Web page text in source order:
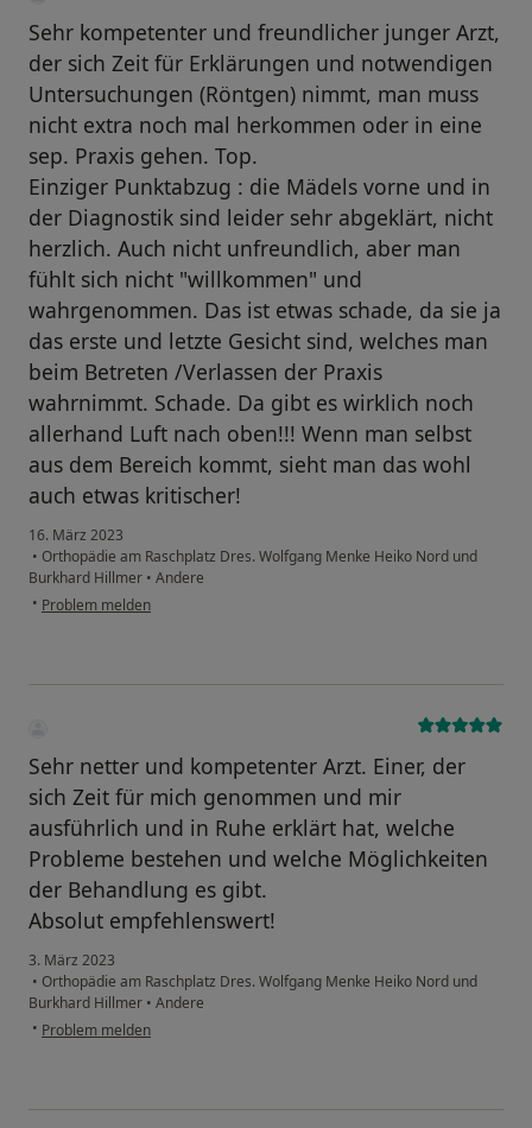
Sehr kompetenter und freundlicher junger Arzt,
der sich Zeit für Erklärungen und notwendigen
Untersuchungen (Röntgen) nimmt, man muss
nicht extra noch mal herkommen oder in eine
sep. Praxis gehen. Top.
Einziger Punktabzug : die Mädels vorne und in
der Diagnostik sind leider sehr abgeklärt, nicht
herzlich. Auch nicht unfreundlich, aber man
fühlt sich nicht "willkommen" und
wahrgenommen. Das ist etwas schade, da sie ja
das erste und letzte Gesicht sind, welches man
beim Betreten /Verlassen der Praxis
wahrnimmt. Schade. Da gibt es wirklich noch
allerhand Luft nach oben!!! Wenn man selbst
aus dem Bereich kommt, sieht man das wohl
auch etwas kritischer!
16. März 2023
• Orthopädie am Raschplatz Dres. Wolfgang Menke Heiko Nord und
Burkhard Hillmer • Andere
• Problem melden
Sehr netter und kompetenter Arzt. Einer, der
sich Zeit für mich genommen und mir
ausführlich und in Ruhe erklärt hat, welche
Probleme bestehen und welche Möglichkeiten
der Behandlung es gibt.
Absolut empfehlenswert!
3. März 2023
• Orthopädie am Raschplatz Dres. Wolfgang Menke Heiko Nord und
Burkhard Hillmer • Andere
• Problem melden